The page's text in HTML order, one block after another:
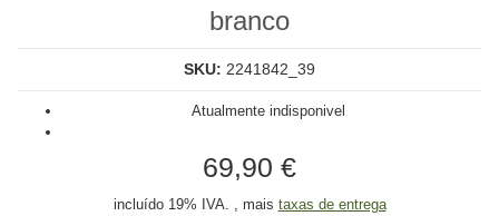
branco
SKU: 2241842_39
Atualmente indisponivel
69,90 €
incluído 19% IVA. , mais taxas de entrega